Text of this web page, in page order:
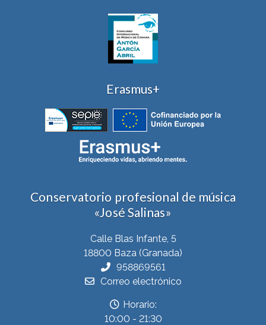
Erasmus+
Conservatorio profesional de música
«José Salinas»
Calle Blas Infante, 5
18800 Baza (Granada)
958869561
Correo electrónico
Horario:
10:00 - 21:30